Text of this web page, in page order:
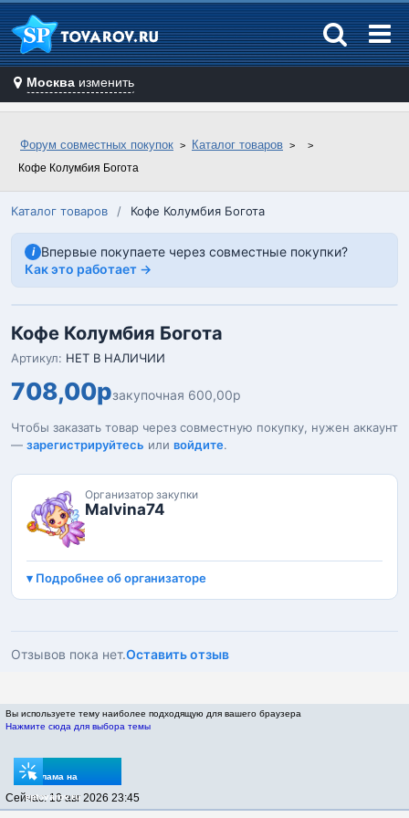
Москва изменить
Форум совместных покупок Каталог товаров
Кофе Колумбия Богота
Каталог товаров / Кофе Колумбия Богота
i Впервые покупаете через совместные покупки?
Как это работает →
Кофе Колумбия Богота
Артикул: НЕТ В НАЛИЧИИ
708,00рзакупочная 600,00р
Чтобы заказать товар через совместную покупку, нужен аккаунт
— зарегистрируйтесь или войдите.
Организатор закупки
Malvina74
Подробнее об организаторе
Отзывов пока нет.Оставить отзыв
Вы используете тему наиболее подходящую для вашего браузера
Нажмите сюда для выбора темы
Реклама на
sptovarov.ru
Сейчас: 10 авг 2026 23:45